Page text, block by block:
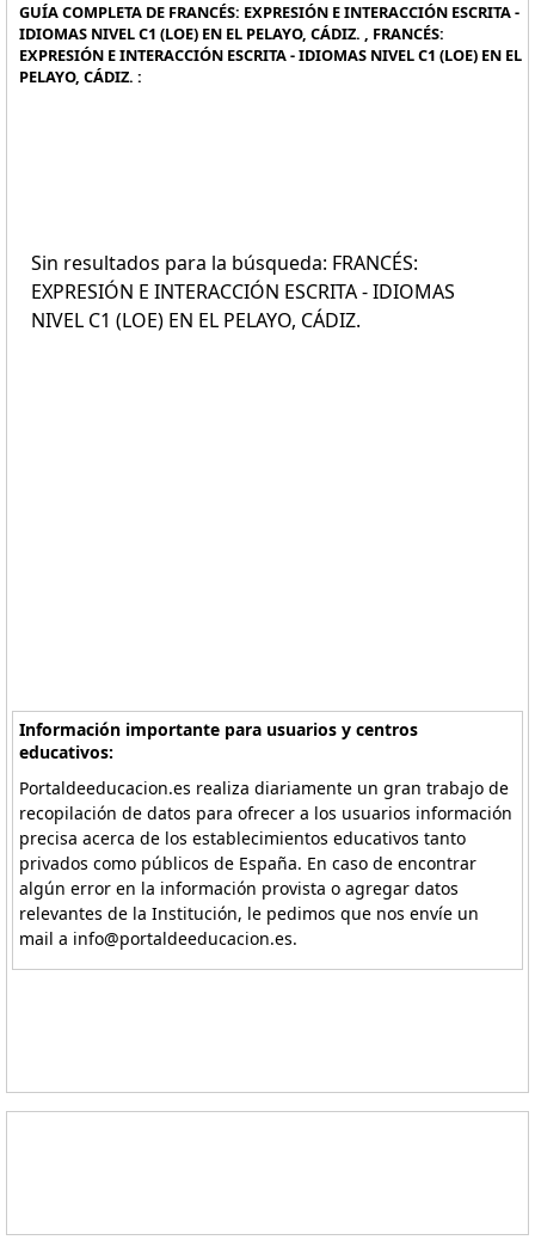
GUÍA COMPLETA DE FRANCÉS: EXPRESIÓN E INTERACCIÓN ESCRITA -
IDIOMAS NIVEL C1 (LOE) EN EL PELAYO, CÁDIZ. , FRANCÉS:
EXPRESIÓN E INTERACCIÓN ESCRITA - IDIOMAS NIVEL C1 (LOE) EN EL
PELAYO, CÁDIZ. :
Sin resultados para la búsqueda: FRANCÉS:
EXPRESIÓN E INTERACCIÓN ESCRITA - IDIOMAS
NIVEL C1 (LOE) EN EL PELAYO, CÁDIZ.
Información importante para usuarios y centros
educativos:
Portaldeeducacion.es realiza diariamente un gran trabajo de
recopilación de datos para ofrecer a los usuarios información
precisa acerca de los establecimientos educativos tanto
privados como públicos de España. En caso de encontrar
algún error en la información provista o agregar datos
relevantes de la Institución, le pedimos que nos envíe un
mail a info@portaldeeducacion.es.